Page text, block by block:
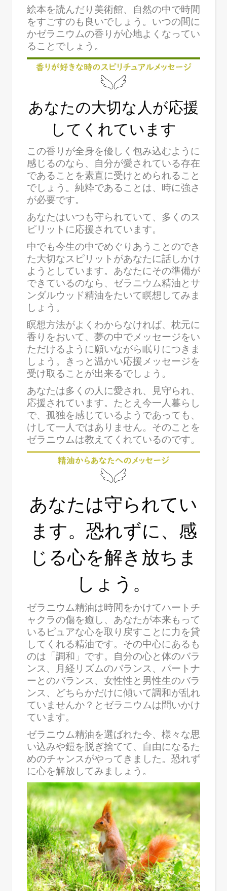
絵本を読んだり美術館、自然の中で時間
をすごすのも良いでしょう。いつの間に
かゼラニウムの香りが心地よくなってい
ることでしょう。
あなたの大切な人が応援
してくれています
この香りが全身を優しく包み込むように
感じるのなら、自分が愛されている存在
であることを素直に受けとめられること
でしょう。純粋であることは、時に強さ
が必要です。
あなたはいつも守られていて、多くのス
ピリットに応援されています。
中でも今生の中でめぐりあうことのでき
た大切なスピリットがあなたに話しかけ
ようとしています。あなたにその準備が
できているのなら、ゼラニウム精油とサ
ンダルウッド精油をたいて瞑想してみま
しょう。
瞑想方法がよくわからなければ、枕元に
香りをおいて、夢の中でメッセージをい
ただけるように願いながら眠りにつきま
しょう。きっと温かい応援メッセージを
受け取ることが出来るでしょう。
あなたは多くの人に愛され、見守られ、
応援されています。たとえ今一人暮らし
で、孤独を感じているようであっても、
けして一人ではありません。そのことを
ゼラニウムは教えてくれているのです。
あなたは守られてい
ます。恐れずに、感
じる心を解き放ちま
しょう。
ゼラニウム精油は時間をかけてハートチ
ャクラの傷を癒し、あなたが本来もって
いるピュアな心を取り戻すことに力を貸
してくれる精油です。その中心にあるも
のは「調和」です。自分の心と体のバラ
ンス、月経リズムのバランス、パートナ
ーとのバランス、女性性と男性生のバラ
ンス、どちらかだけに傾いて調和が乱れ
ていませんか？とゼラニウムは問いかけ
ています。
ゼラニウム精油を選ばれた今、様々な思
い込みや鎧を脱ぎ捨てて、自由になるた
めのチャンスがやってきました。恐れず
に心を解放してみましょう。